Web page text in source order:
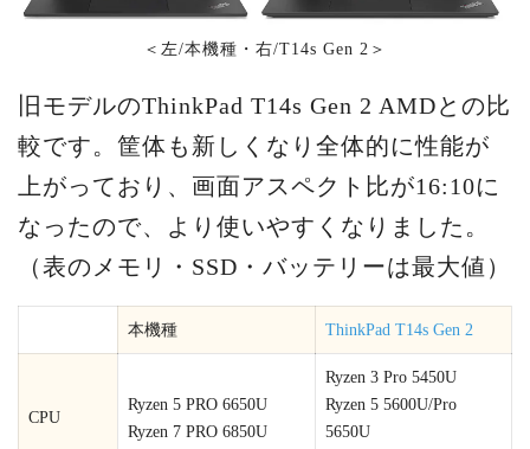
＜左/本機種・右/T14s Gen 2＞
旧モデルのThinkPad T14s Gen 2 AMDとの比
較です。筐体も新しくなり全体的に性能が
上がっており、画面アスペクト比が16:10に
なったので、より使いやすくなりました。
（表のメモリ・SSD・バッテリーは最大値）
本機種 ThinkPad T14s Gen 2
CPU
Ryzen 5 PRO 6650U
Ryzen 7 PRO 6850U
Ryzen 3 Pro 5450U
Ryzen 5 5600U/Pro
5650U